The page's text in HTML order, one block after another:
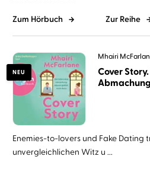
Zum Hörbuch Zur Reihe
NEU
Mhairi
Cover
Enemies-to-lovers und Fake Dating
unvergleichlichen Witz u ...